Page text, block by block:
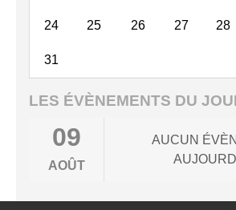
24 25 26 27 28
31
LES ÉVÈNEMENTS DU
09
AOÛT
AUCUN